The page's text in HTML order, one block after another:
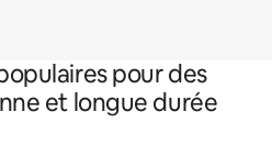
pour des
et longue durée